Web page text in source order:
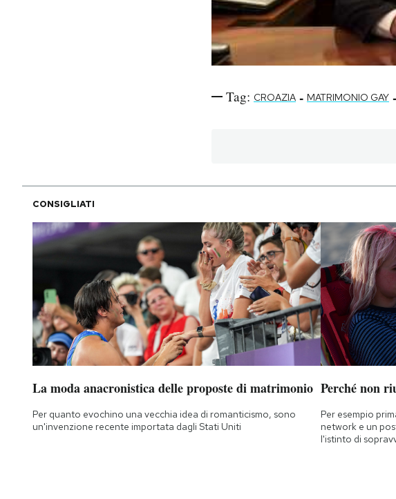
Tag: CROAZIA - MATRIMONIO GAY -
CONSIGLIATI
La moda anacronistica delle proposte di matrimonio
Per quanto evochino una vecchia idea di romanticismo, sono
un'invenzione recente importata dagli Stati Uniti
Perché non
Per esempio
network e un
l'istinto di